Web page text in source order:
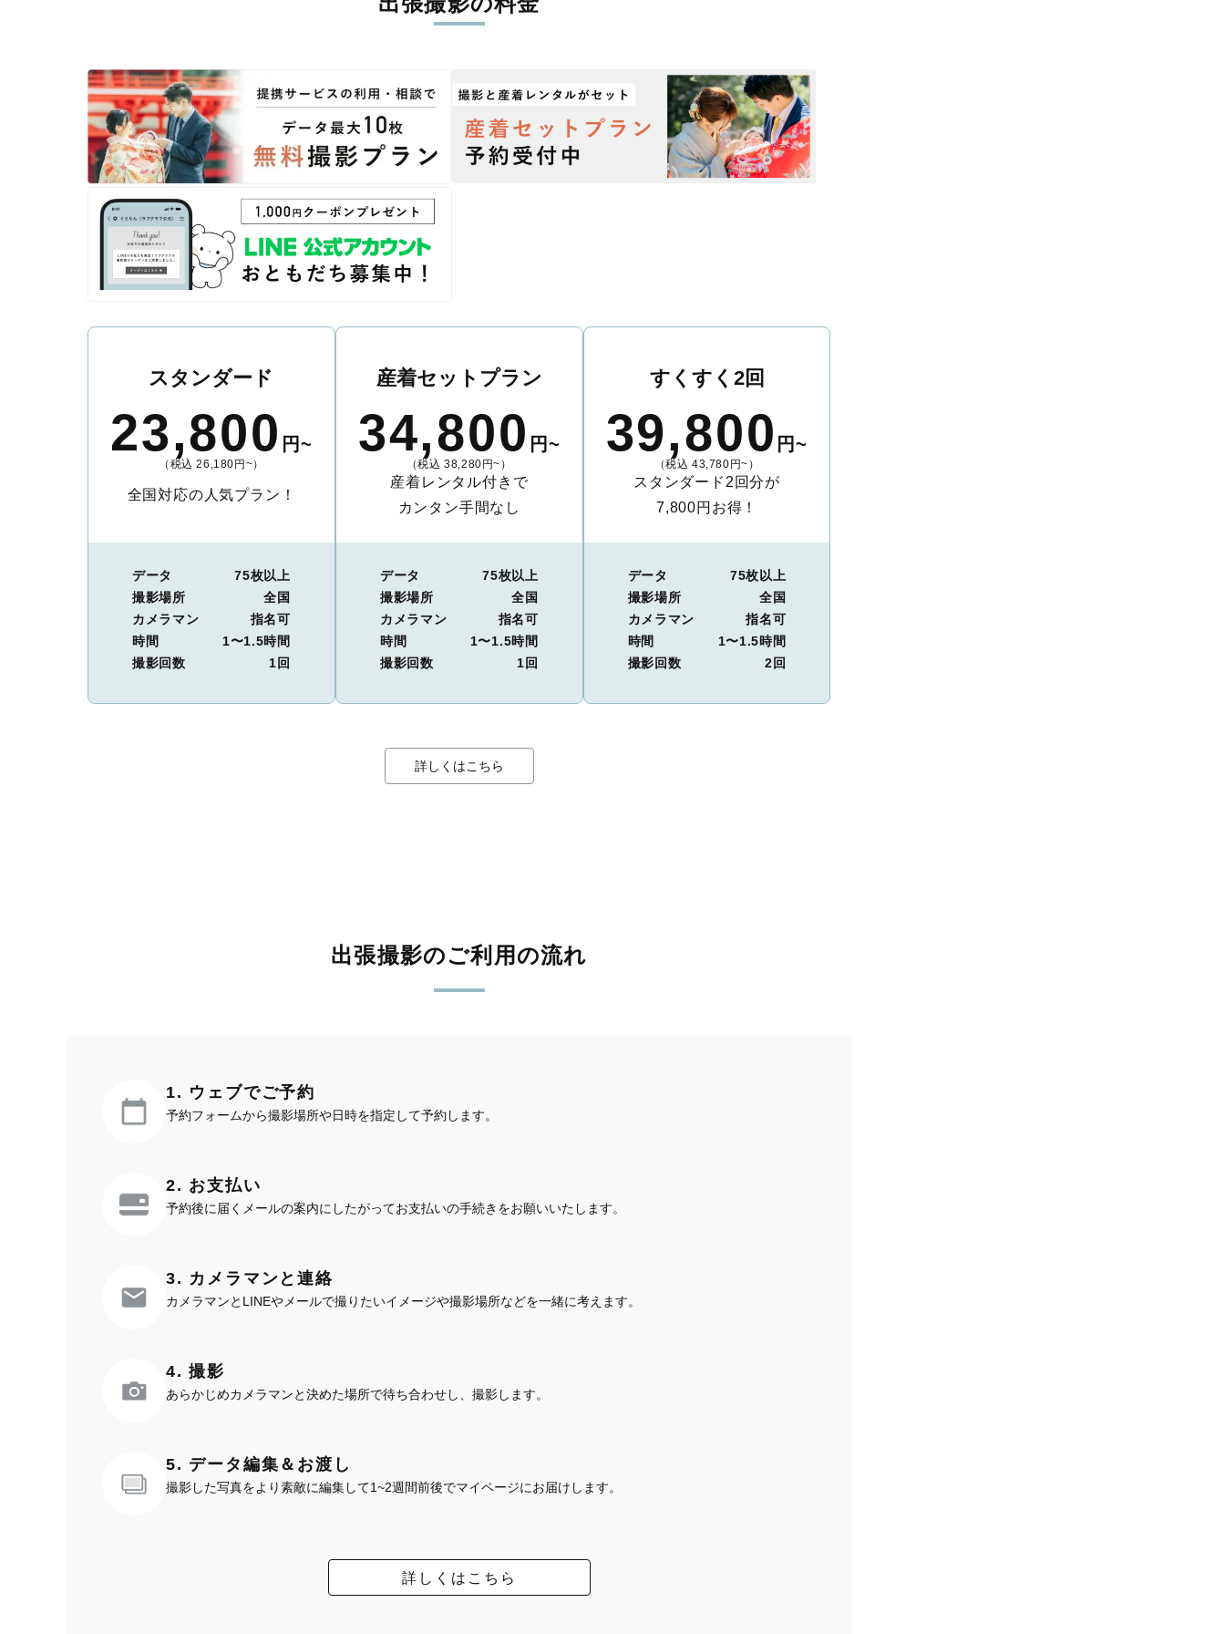
撮影後は、独自の編集技術で写真の明るさや色合いを丁寧に調整。自然な雰囲気を残しつつも、おしゃれで洗練された仕上がり
スタンダード
23,800 円~
（税込 26,180円~）
全国対応の人気プラン！
データ
75枚以上
撮影場所
全国
カメラマン
指名可
時間
1〜1.5時間
撮影回数
1回
産着セットプラン
34,800 円~
（税込 38,280円~）
産着レンタル付きで
カンタン手間なし
データ
75枚以上
撮影場所
全国
カメラマン
指名可
時間
1〜1.5時間
撮影回数
1回
すくすく2回
39,800 円~
（税込 43,780円~）
スタンダード2回分が
7,800円お得！
データ
75枚以上
撮影場所
全国
カメラマン
指名可
時間
1〜1.5時間
撮影回数
2回
詳しくはこちら
出張撮影のご利用の流れ
1. ウェブでご予約
予約フォームから撮影場所や日時を指定して予約します。
2. お支払い
予約後に届くメールの案内にしたがってお支払いの手続きをお願いいたします。
3. カメラマンと連絡
カメラマンとLINEやメールで撮りたいイメージや撮影場所などを一緒に考えます。
4. 撮影
あらかじめカメラマンと決めた場所で待ち合わせし、撮影します。
5. データ編集＆お渡し
撮影した写真をより素敵に編集して1~2週間前後でマイページにお届けします。
詳しくはこちら